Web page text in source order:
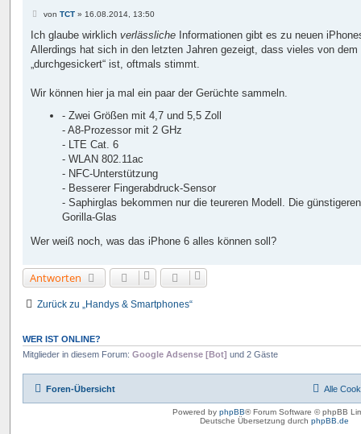
B
i
r
a
von TCT» 16.08.2014, 13:50
Ich glaube wirklich verlässliche Informationen gibt es zu neuen
Allerdings hat sich in den letzten Jahren gezeigt, dass vieles von dem
„durchgesickert“ ist, oftmals stimmt.
Wir können hier ja mal ein paar der Gerüchte sammeln.
- Zwei Größen mit 4,7 und 5,5 Zoll
- A8-Prozessor mit 2 GHz
- LTE Cat. 6
- WLAN 802.11ac
- NFC-Unterstützung
- Besserer Fingerabdruck-Sensor
- Saphirglas bekommen nur die teureren Modell. Die
Gorilla-Glas
Wer weiß noch, was das iPhone 6 alles können soll?
Antworten
Zurück zu „Handys & Smartphones“
WER IST ONLINE?
Mitglieder in diesem Forum: Google Adsense [Bot] und 2 Gäste
Foren-Übersicht Alle
Powered by phpBB® Forum Software © phpBB
Deutsche Übersetzung durch phpBB.de